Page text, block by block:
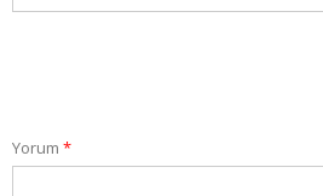
Yorum *